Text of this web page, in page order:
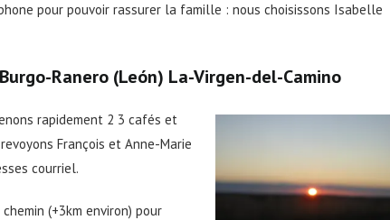
pour pouvoir rassurer la famille : nous choisissons Isabelle
Burgo-Ranero (León) La-Virgen-del-Camino
rapidement 2 3 cafés et
François et Anne-Marie
courriel.
(+3km environ) pour